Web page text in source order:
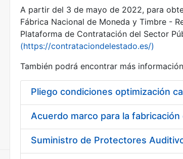
Mostrar/Ocultar
Mostrar/Ocultar
A partir del 3 de mayo de 2022, para
Fábrica Nacional de Moneda y Timbre -
Plataforma de Contratación del Sector
(https://contrataciondelestado.es/)
También podrá encontrar más
Pliego condiciones optimización
Acuerdo marco para la fabricación